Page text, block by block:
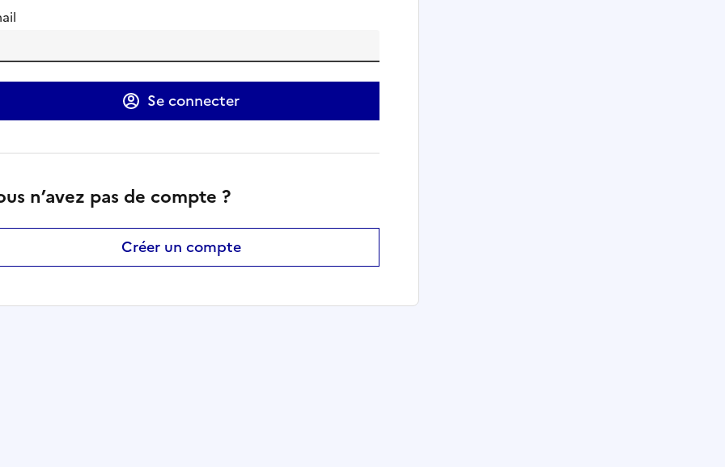
Se connecter
n’avez pas de compte ?
Créer un compte